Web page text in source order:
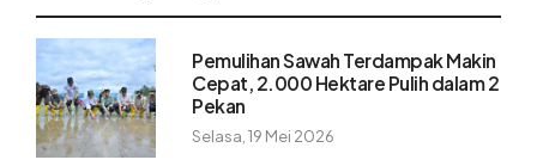
Pemulihan Sawah Terdampak Makin
Cepat, 2.000 Hektare Pulih dalam 2
Pekan
Selasa, 19 Mei 2026